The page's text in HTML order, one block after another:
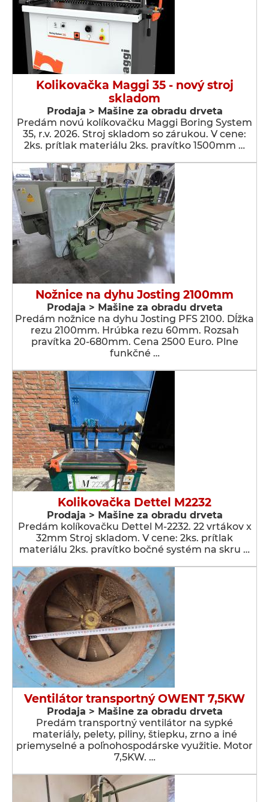
Kolikovačka Maggi 35 - nový stroj
skladom
Prodaja > Мašine za obradu drveta
Predám novú kolíkovačku Maggi Boring System
35, r.v. 2026. Stroj skladom so zárukou. V cene:
2ks. prítlak materiálu 2ks. pravítko 1500mm …
Nožnice na dyhu Josting 2100mm
Prodaja > Мašine za obradu drveta
Predám nožnice na dyhu Josting PFS 2100. Dĺžka
rezu 2100mm. Hrúbka rezu 60mm. Rozsah
pravítka 20-680mm. Cena 2500 Euro. Plne
funkčné …
Kolikovačka Dettel M2232
Prodaja > Мašine za obradu drveta
Predám kolíkovačku Dettel M-2232. 22 vrtákov x
32mm Stroj skladom. V cene: 2ks. prítlak
materiálu 2ks. pravítko bočné systém na skru …
Ventilátor transportný OWENT 7,5KW
Prodaja > Мašine za obradu drveta
Predám transportný ventilátor na sypké
materiály, pelety, piliny, štiepku, zrno a iné
priemyselné a poľnohospodárske využitie. Motor
7,5KW. …